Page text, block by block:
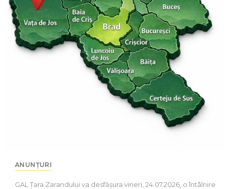
ANUNȚURI
GAL Țara Zarandului va desfășura vineri, 24.07.2026, o întâlnire